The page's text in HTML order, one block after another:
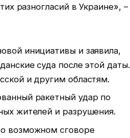
разногласий в Украине», –
инициативы и заявила,
суда после этой даты.
и другим областям.
ракетный удар по
жителей и разрушения.
возможном сговоре